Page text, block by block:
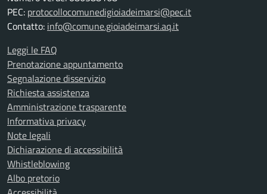
PEC: protocollocomunedigioiadeimarsi@pec.it
Contatto: info@comune.gioiadeimarsi.aq.it
Leggi le FAQ
Prenotazione appuntamento
Segnalazione disservizio
Richiesta assistenza
Amministrazione trasparente
Informativa privacy
Note legali
Dichiarazione di accessibilità
Whistleblowing
Albo pretorio